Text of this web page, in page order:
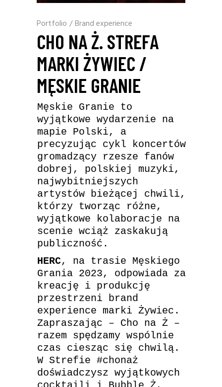
Portfolio /Brand experience
CHO NA Ż. STREFA
MARKI ŻYWIEC /
MĘSKIE GRANIE
Męskie Granie to
wyjątkowe wydarzenie na
mapie Polski, a
precyzując cykl koncertów
gromadzący rzesze fanów
dobrej, polskiej muzyki,
najwybitniejszych
artystów bieżącej chwili,
którzy tworząc różne,
wyjątkowe kolaboracje na
scenie wciąż zaskakują
publiczność.
HERC, na trasie Męskiego
Grania 2023, odpowiada za
kreację i produkcję
przestrzeni brand
experience marki Żywiec.
Zapraszając – Cho na Ż –
razem spędzamy wspólnie
czas ciesząc się chwilą.
W Strefie #chonaż
doświadczysz wyjątkowych